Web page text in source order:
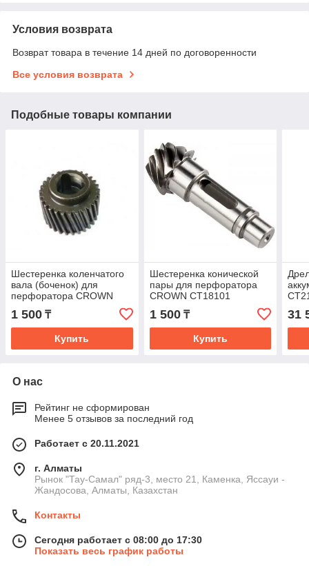
Условия возврата
Возврат товара в течение 14 дней по договоренности
Все условия возврата
Подобные товары компании
Шестеренка коленчатого
вала (боченок) для
перфоратора CROWN
CTCT18101
1 500 ₸
Купить
Шестеренка конической
пары для перфоратора
CROWN CT18101
1 500₸
Купить
31
О нас
Рейтинг не сформирован
Менее 5 отзывов за последний год
Работает с 20.11.2021
г. Алматы
Рынок "Тау-Самал" ряд-3, место 21, Каменка, Яссауи -
Жандосова, Алматы, Казахстан
Контакты
Сегодня работает с 08:00 до 17:30
Показать весь график работы